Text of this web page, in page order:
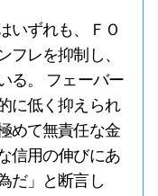
いずれも、ＦＯ
フレを抑制し、
る。 フェーバー
に低く抑えられ
めて無責任な金
信用の伸びにあ
だ」と断言し